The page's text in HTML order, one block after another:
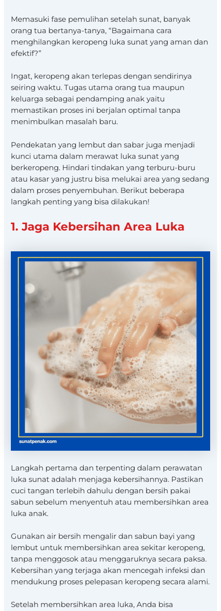
Memasuki fase pemulihan setelah sunat, banyak
orang tua bertanya-tanya, “Bagaimana cara
menghilangkan keropeng luka sunat yang aman dan
efektif?”
Ingat, keropeng akan terlepas dengan sendirinya
seiring waktu. Tugas utama orang tua maupun
keluarga sebagai pendamping anak yaitu
memastikan proses ini berjalan optimal tanpa
menimbulkan masalah baru.
Pendekatan yang lembut dan sabar juga menjadi
kunci utama dalam merawat luka sunat yang
berkeropeng. Hindari tindakan yang terburu-buru
atau kasar yang justru bisa melukai area yang sedang
dalam proses penyembuhan. Berikut beberapa
langkah penting yang bisa dilakukan!
1. Jaga Kebersihan Area Luka
Langkah pertama dan terpenting dalam perawatan
luka sunat adalah menjaga kebersihannya. Pastikan
cuci tangan terlebih dahulu dengan bersih pakai
sabun sebelum menyentuh atau membersihkan area
luka anak.
Gunakan air bersih mengalir dan sabun bayi yang
lembut untuk membersihkan area sekitar keropeng,
tanpa menggosok atau menggaruknya secara paksa.
Kebersihan yang terjaga akan mencegah infeksi dan
mendukung proses pelepasan keropeng secara alami.
Setelah membersihkan area luka, Anda bisa